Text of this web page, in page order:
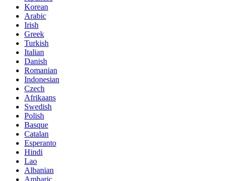
Korean
Arabic
Irish
Greek
Turkish
Italian
Danish
Romanian
Indonesian
Czech
Afrikaans
Swedish
Polish
Basque
Catalan
Esperanto
Hindi
Lao
Albanian
Amharic